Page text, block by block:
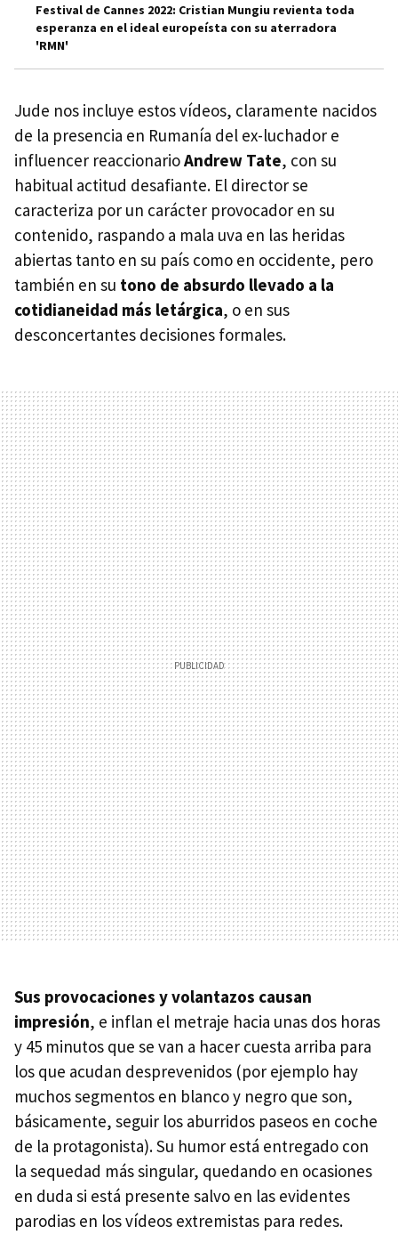
Festival de Cannes 2022: Cristian Mungiu revienta toda
esperanza en el ideal europeísta con su aterradora
'RMN'
Jude nos incluye estos vídeos, claramente nacidos
de la presencia en Rumanía del ex-luchador e
influencer reaccionarioAndrew Tate, con su
habitual actitud desafiante. El director se
caracteriza por un carácter provocador en su
contenido, raspando a mala uva en las heridas
abiertas tanto en su país como en occidente, pero
también en su tono de absurdo llevado a la
cotidianeidad más letárgica, o en sus
desconcertantes decisiones formales.
Sus provocaciones y volantazos causan
impresión, e inflan el metraje hacia unas dos horas
y 45 minutos que se van a hacer cuesta arriba para
los que acudan desprevenidos (por ejemplo hay
muchos segmentos en blanco y negro que son,
básicamente, seguir los aburridos paseos en coche
de la protagonista). Su humor está entregado con
la sequedad más singular, quedando en ocasiones
en duda si está presente salvo en las evidentes
parodias en los vídeos extremistas para redes.